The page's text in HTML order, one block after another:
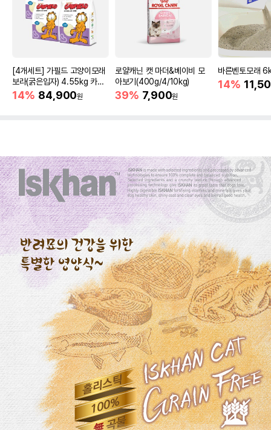
[4개세트] 가필드 고양이모래
보라(굵은입자) 4.55kg 카사
바모래
14% 84,900원
로얄캐닌 캣 마더&베이비 모
아보기(400g/4/10kg)
39% 7,900원
바른벤토모래
14%